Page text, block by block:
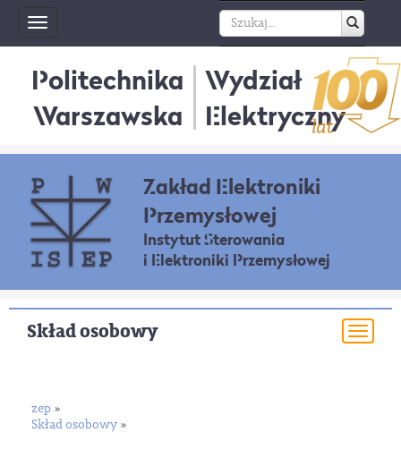
Toggle
navigation
Politechnika
Warszawska
Wydział
Elektryczny
Zakład Elektroniki
Przemysłowej
Instytut Sterowania
i Elektroniki Przemysłowej
Skład osobowy
zep »
Skład osobowy »